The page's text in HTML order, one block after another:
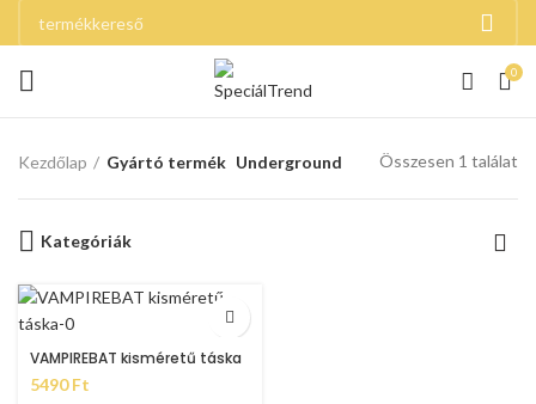
0
Kezdőlap Gyártó termék Underground Összesen 1 találat
Kategóriák
VAMPIREBAT kisméretű táska
5490Ft